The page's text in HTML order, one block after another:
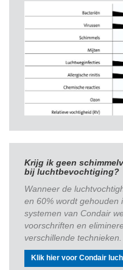
Krijg ik geen
bij luchtbevochtiging?
Wanneer de
en 60% wordt gehouden
systemen van Condair
voorschriften en
verschillende technieken.
Klik hier voor Condair